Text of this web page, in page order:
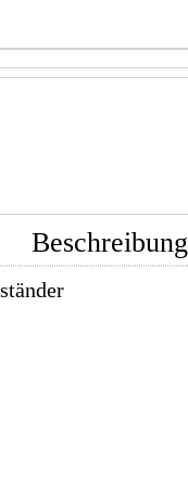
Beschreibung